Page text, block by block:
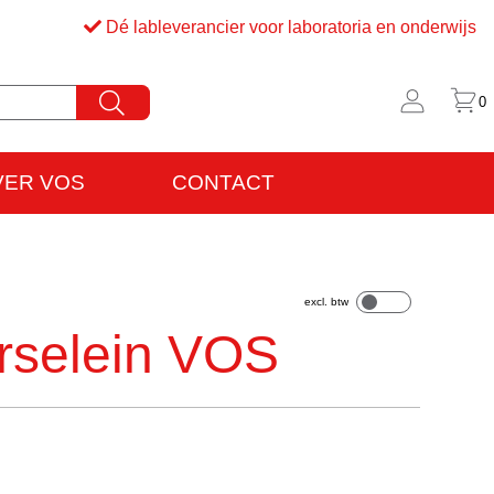
Dé lableverancier voor laboratoria en onderwijs
0
VOS CONTACT
VOS